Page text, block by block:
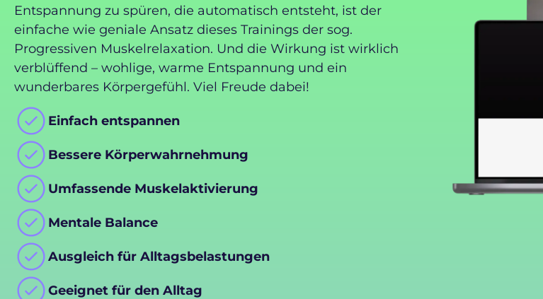
Entspannung zu spüren, die automatisch entsteht, ist der
einfache wie geniale Ansatz dieses Trainings der sog.
Progressiven Muskelrelaxation. Und die Wirkung ist wirklich
verblüffend – wohlige, warme Entspannung und ein
wunderbares Körpergefühl. Viel Freude dabei!
Einfach entspannen
Bessere Körperwahrnehmung
Umfassende Muskelaktivierung
Mentale Balance
Ausgleich für Alltagsbelastungen
Geeignet für den Alltag